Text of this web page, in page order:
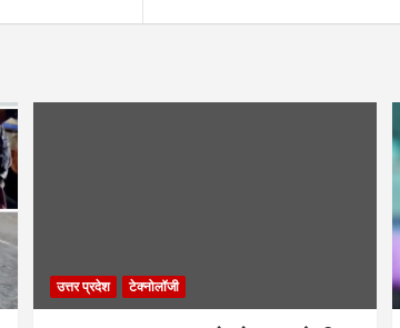
उत्तर प्रदेश टेक्नोलॉजी